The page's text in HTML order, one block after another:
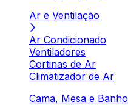
Ar e Ventilação
Ar Condicionado
Ventiladores
Cortinas de Ar
Climatizador de Ar
Cama, Mesa e Banho